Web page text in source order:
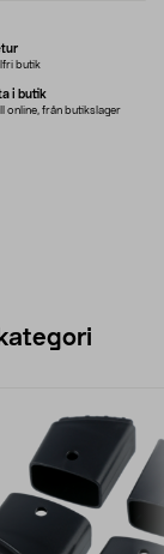
butik
i butik
online, från butikslager